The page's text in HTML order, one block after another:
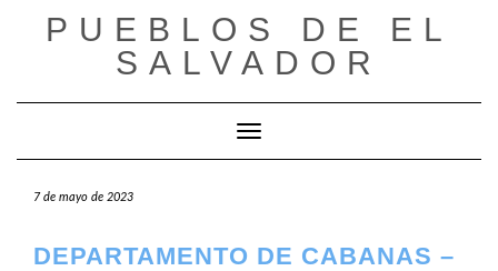
PUEBLOS DE EL
SALVADOR
Cambiar modo de navegación
7 de mayo de 2023
DEPARTAMENTO DE CABANAS –